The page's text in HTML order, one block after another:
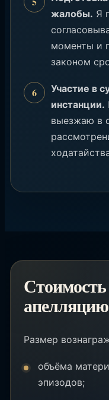
жалобы. Я
моменты и
законом
Участие в
инстанции.
выезжаю в
Стоимость
Размер
объёма
эпизодов;